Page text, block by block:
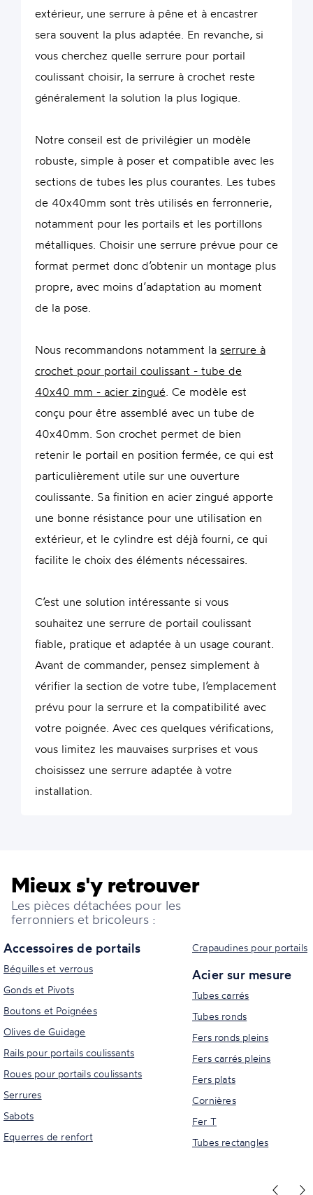
extérieur, une serrure à pêne et à encastrer
sera souvent la plus adaptée. En revanche, si
vous cherchez quelle serrure pour portail
coulissant choisir, la serrure à crochet reste
généralement la solution la plus logique.
Notre conseil est de privilégier un modèle
robuste, simple à poser et compatible avec les
sections de tubes les plus courantes. Les tubes
de 40x40mm sont très utilisés en ferronnerie,
notamment pour les portails et les portillons
métalliques. Choisir une serrure prévue pour ce
format permet donc d’obtenir un montage plus
propre, avec moins d’adaptation au moment
de la pose.
Nous recommandons notamment la serrure à
crochet pour portail coulissant - tube de
40x40 mm - acier zingué . Ce modèle est
conçu pour être assemblé avec un tube de
40x40mm. Son crochet permet de bien
retenir le portail en position fermée, ce qui est
particulièrement utile sur une ouverture
coulissante. Sa finition en acier zingué apporte
une bonne résistance pour une utilisation en
extérieur, et le cylindre est déjà fourni, ce qui
facilite le choix des éléments nécessaires.
C’est une solution intéressante si vous
souhaitez une serrure de portail coulissant
fiable, pratique et adaptée à un usage courant.
Avant de commander, pensez simplement à
vérifier la section de votre tube, l’emplacement
prévu pour la serrure et la compatibilité avec
votre poignée. Avec ces quelques vérifications,
vous limitez les mauvaises surprises et vous
choisissez une serrure adaptée à votre
installation.
Mieux s'y retrouver
Les pièces détachées pour les
ferronniers et bricoleurs :
Accessoires de portails
Béquilles et verrous
Gonds et Pivots
Boutons et Poignées
Olives de Guidage
Rails pour portails coulissants
Roues pour portails coulissants
Serrures
Sabots
Equerres de renfort
Crapaudines pour portails
Acier sur mesure
Tubes carrés
Tubes ronds
Fers ronds pleins
Fers carrés pleins
Fers plats
Cornières
Fer T
Tubes rectangles